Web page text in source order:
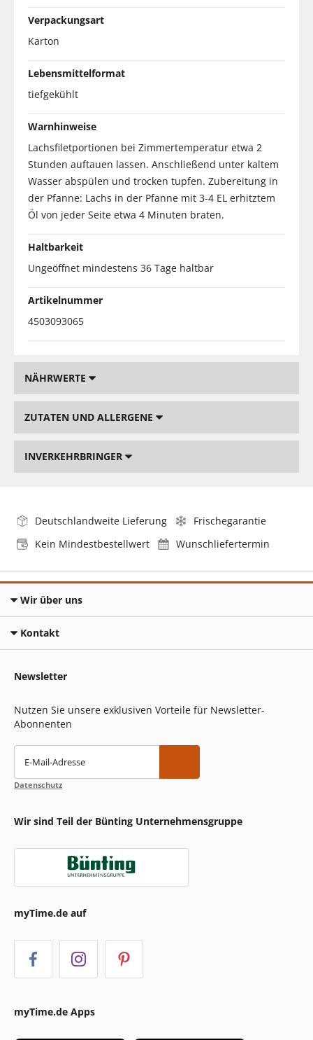
Verpackungsart
Karton
Lebensmittelformat
tiefgekühlt
Warnhinweise
Lachsfiletportionen bei Zimmertemperatur etwa 2
Stunden auftauen lassen. Anschließend unter kaltem
Wasser abspülen und trocken tupfen. Zubereitung in
der Pfanne: Lachs in der Pfanne mit 3-4 EL erhitztem
Öl von jeder Seite etwa 4 Minuten braten.
Haltbarkeit
Ungeöffnet mindestens 36 Tage haltbar
Artikelnummer
4503093065
NÄHRWERTE
ZUTATEN UND ALLERGENE
INVERKEHRBRINGER
Deutschlandweite Lieferung
Frischegarantie
Kein Mindestbestellwert
Wunschliefertermin
Wir über uns
Kontakt
Newsletter
Nutzen Sie unsere exklusiven Vorteile für Newsletter-
Abonnenten
E-Mail-Adresse
Datenschutz
Wir sind Teil der Bünting Unternehmensgruppe
myTime.de auf
myTime.de Apps